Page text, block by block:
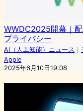
WWDC2025開幕｜
プライバシー
AI（人工知能）ニュース ｜
Apple
2025年6月10日19:08